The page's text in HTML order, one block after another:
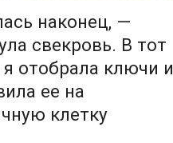
наконец, —
свекровь. В тот
отобрала ключи и
ее на
клетку